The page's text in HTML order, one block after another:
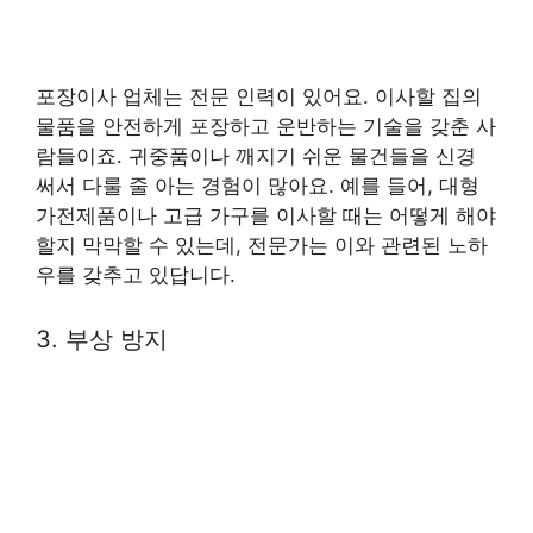
포장이사 업체는 전문 인력이 있어요. 이사할 집의
물품을 안전하게 포장하고 운반하는 기술을 갖춘 사
람들이죠. 귀중품이나 깨지기 쉬운 물건들을 신경
써서 다룰 줄 아는 경험이 많아요. 예를 들어, 대형
가전제품이나 고급 가구를 이사할 때는 어떻게 해야
할지 막막할 수 있는데, 전문가는 이와 관련된 노하
우를 갖추고 있답니다.
3. 부상 방지